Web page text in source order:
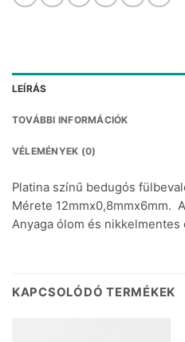
LEÍRÁS
TOVÁBBI INFORMÁCIÓK
VÉLEMÉNYEK (0)
Platina színű bedugós
Mérete 12mmx0,8mmx6mm.
Anyaga ólom és nikkelmentes
KAPCSOLÓDÓ TERMÉKEK